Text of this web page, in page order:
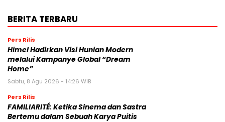
BERITA TERBARU
Pers Rilis
Himel Hadirkan Visi Hunian Modern
melalui Kampanye Global “Dream
Home”
Sabtu, 8 Agu 2026 - 14:26 WIB
Pers Rilis
FAMILIARITÉ: Ketika Sinema dan Sastra
Bertemu dalam Sebuah Karya Puitis